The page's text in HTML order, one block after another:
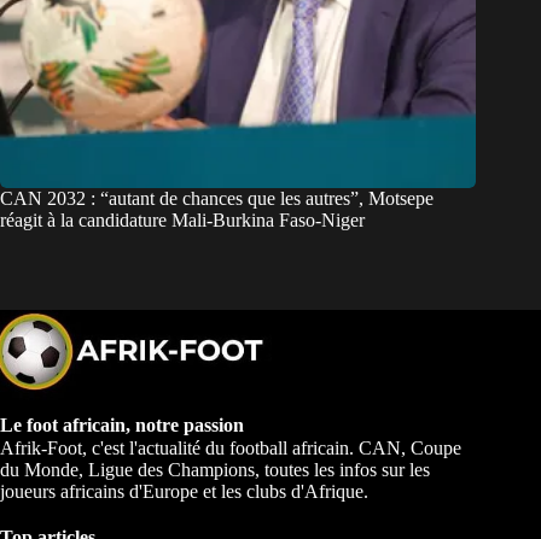
CAN 2032 : “autant de chances que les autres”, Motsepe
réagit à la candidature Mali-Burkina Faso-Niger
Le foot africain, notre passion
Afrik-Foot, c'est l'actualité du football africain. CAN, Coupe
du Monde, Ligue des Champions, toutes les infos sur les
joueurs africains d'Europe et les clubs d'Afrique.